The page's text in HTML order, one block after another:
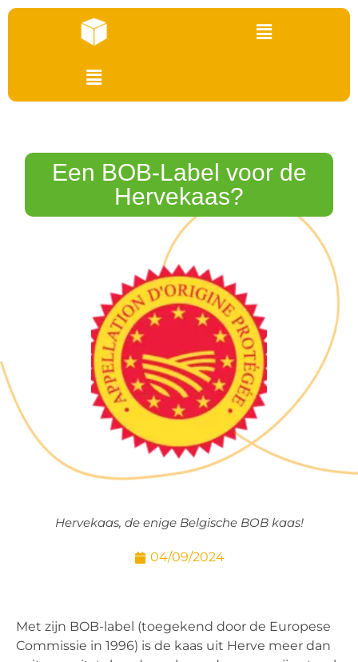
Een BOB-Label voor de
Hervekaas?
Hervekaas, de enige Belgische BOB kaas!
04/09/2024
Met zijn BOB-label (toegekend door de Europese
Commissie in 1996) is de kaas uit Herve meer dan